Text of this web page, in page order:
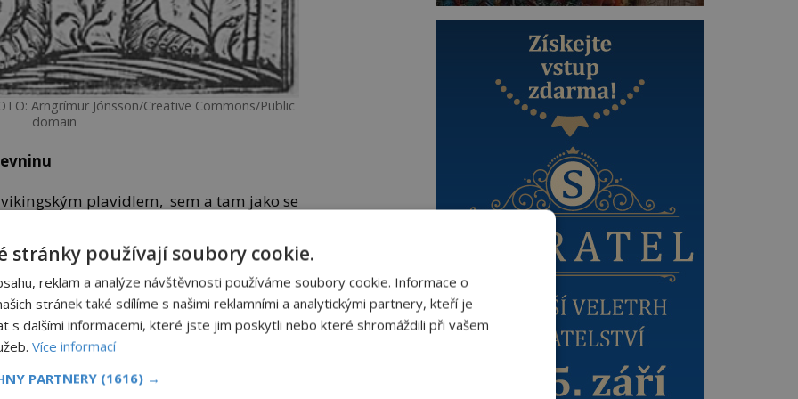
Arngrímur Jónsson/Creative Commons/Public
domain
plavidlem, sem a tam jako se
už skoro nevěří, že dopluje domů.
ve zdraví vrátí.
Vavřín jako lék
stránky používají soubory cookie.
reklam a analýze návštěvnosti používáme soubory cookie. Informace o
stránek také sdílíme s našimi reklamními a analytickými partnery, kteří je
s dalšími informacemi, které jste jim poskytli nebo které shromáždili při vašem
Více informací
PARTNERY (1616) →